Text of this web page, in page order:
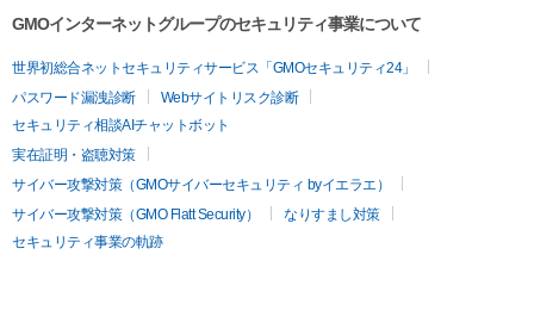
GMOインターネットグループのセキュリティ事業について
世界初総合ネットセキュリティサービス「GMOセキュリティ24」
パスワード漏洩診断
Webサイトリスク診断
セキュリティ相談AIチャットボット
実在証明・盗聴対策
サイバー攻撃対策（GMOサイバーセキュリティ byイエラエ）
サイバー攻撃対策（GMO Flatt Security）
なりすまし対策
セキュリティ事業の軌跡